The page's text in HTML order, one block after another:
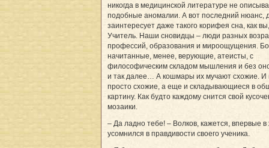
никогда в медицинской литературе не
подобные аномалии. А вот последний нюанс,
заинтересует даже такого корифея сна, как вы,
Учитель. Наши сновидцы – люди разных
профессий, образования и мироощущения.
начитанные, менее, верующие, атеисты, с
философическим складом мышления и без
и так далее… А кошмары их мучают схожие. И
просто схожие, а еще и складывающиеся в
картину. Как будто каждому снится свой
мозаики.
– Да ладно тебе! – Волков, кажется, впервые в
усомнился в правдивости своего ученика.